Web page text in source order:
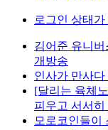
로그인 상태
김어준 유니
개방송
인사가 만사
[달리는 육체
피우고 서서히
모로코인들이